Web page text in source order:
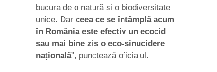
bucura de o natură și o biodiversitate
unice. Dar ceea ce se întâmplă acum
în România este efectiv un ecocid
sau mai bine zis o eco-sinucidere
națională”, punctează oficialul.